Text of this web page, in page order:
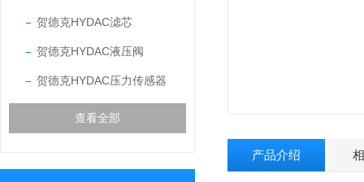
贺德克HYDAC滤芯
贺德克HYDAC液压阀
贺德克HYDAC压力传感器
查看全部
产品介绍